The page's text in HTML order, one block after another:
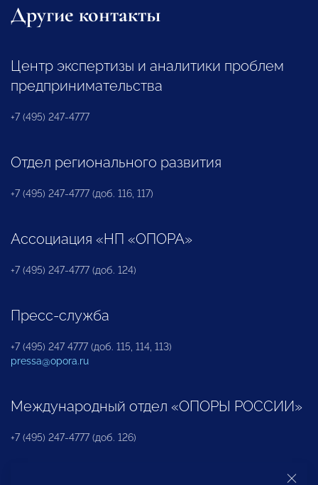
Другие контакты
Центр экспертизы и аналитики проблем
предпринимательства
+7 (495) 247-4777
Отдел регионального развития
+7 (495) 247-4777 (доб. 116, 117)
Ассоциация «НП «ОПОРА»
+7 (495) 247-4777 (доб. 124)
Пресс-служба
+7 (495) 247 4777 (доб. 115, 114, 113)
pressa@opora.ru
Международный отдел «ОПОРЫ РОССИИ»
+7 (495) 247-4777 (доб. 126)